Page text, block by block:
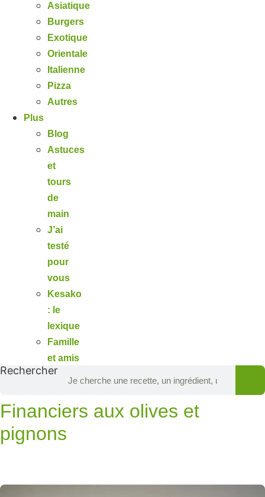
Asiatique
Burgers
Exotique
Orientale
Italienne
Pizza
Autres
Plus
Blog
Astuces
et
tours
de
main
J’ai
testé
pour
vous
Kesako
: le
lexique
Famille
et amis
Rechercher
Financiers aux olives et
pignons